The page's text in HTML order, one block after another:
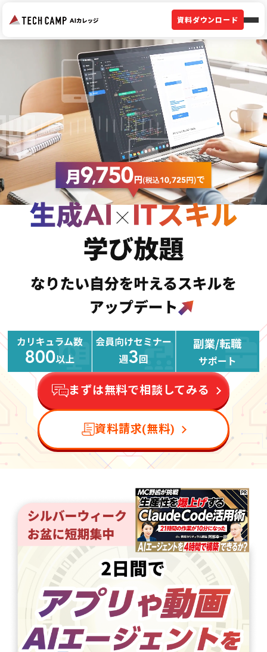
資料ダウンロード
まずは無料で相談してみる
資料請求(無料)